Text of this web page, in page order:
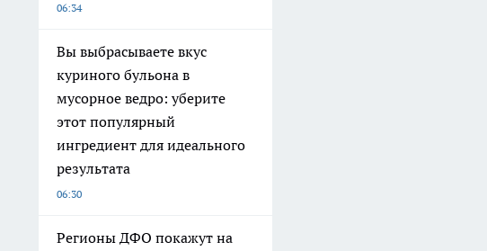
06:34
Вы выбрасываете вкус
куриного бульона в
мусорное ведро: уберите
этот популярный
ингредиент для идеального
результата
06:30
Регионы ДФО покажут на